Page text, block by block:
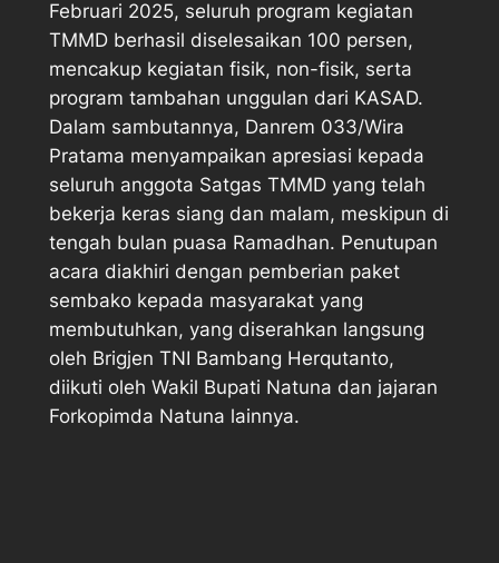
Februari 2025, seluruh program kegiatan
TMMD berhasil diselesaikan 100 persen,
mencakup kegiatan fisik, non-fisik, serta
program tambahan unggulan dari KASAD.
Dalam sambutannya, Danrem 033/Wira
Pratama menyampaikan apresiasi kepada
seluruh anggota Satgas TMMD yang telah
bekerja keras siang dan malam, meskipun di
tengah bulan puasa Ramadhan. Penutupan
acara diakhiri dengan pemberian paket
sembako kepada masyarakat yang
membutuhkan, yang diserahkan langsung
oleh Brigjen TNI Bambang Herqutanto,
diikuti oleh Wakil Bupati Natuna dan jajaran
Forkopimda Natuna lainnya.